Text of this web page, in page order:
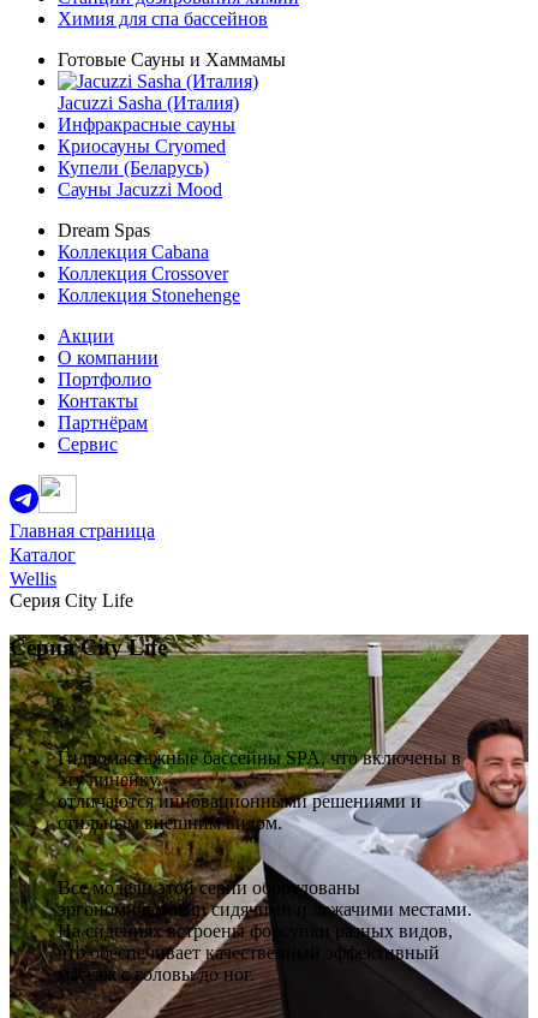
Химия для спа бассейнов
Готовые Сауны и Хаммамы
Jacuzzi Sasha (Италия)
Инфракрасные сауны
Криосауны Cryomed
Купели (Беларусь)
Сауны Jacuzzi Mood
Dream Spas
Коллекция Cabana
Коллекция Crossover
Коллекция Stonehenge
Акции
О компании
Портфолио
Контакты
Партнёрам
Сервис
Главная страница
Каталог
Wellis
Серия City Life
Серия City Life
Гидромассажные бассейны SPA, что включены в
эту линейку,
отличаются инновационными решениями и
стильным внешним видом.
Все модели этой серии оборудованы
эргономическими сидячими и лежачими местами.
На сидениях встроены форсунки разных видов,
что обеспечивает качественный эффективный
массаж с головы до ног.